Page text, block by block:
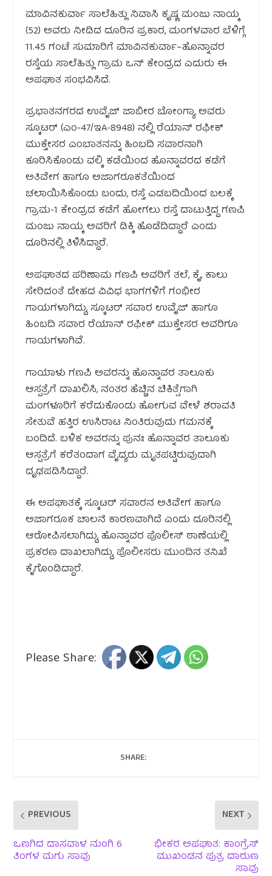
ಮಾವಿನಕುರ್ವಾ ಸಾಲೆಹಿತ್ಲು ನಿವಾಸಿ ಕೃಷ್ಣ ಮಂಜು ನಾಯ್ಕ
(52) ಅವರು ನೀಡಿದ ದೂರಿನ ಪ್ರಕಾರ, ಮಂಗಳವಾರ ಬೆಳಿಗ್ಗೆ
11.45 ಗಂಟೆ ಸುಮಾರಿಗೆ ಮಾವಿನಕುರ್ವಾ–ಹೊನ್ನಾವರ
ರಸ್ತೆಯ ಸಾಲೆಹಿತ್ಲು ಗ್ರಾಮ ಒನ್ ಕೇಂದ್ರದ ಎದುರು ಈ
ಅಪಘಾತ ಸಂಭವಿಸಿದೆ.
ಪ್ರಭಾತನಗರದ ಉವೈಜ್ ಜಾಬೀರ ಬೋಂಗ್ಯಾ ಅವರು
ಸ್ಕೂಟರ್ (ಎಂ-47/ಇA-8948) ನಲ್ಲಿ ರೆಯಾನ್ ರಫೀಕ್
ಮುಕ್ತೇಸರ ಎಂಬಾತನನ್ನು ಹಿಂಬದಿ ಸವಾರನಾಗಿ
ಕೂರಿಸಿಕೊಂಡು ವಲ್ಕಿ ಕಡೆಯಿಂದ ಹೊನ್ನಾವರದ ಕಡೆಗೆ
ಅತಿವೇಗ ಹಾಗೂ ಅಜಾಗರೂಕತೆಯಿಂದ
ಚಲಾಯಿಸಿಕೊಂಡು ಬಂದು, ರಸ್ತೆ ಎಡಬದಿಯಿಂದ ಬಲಕ್ಕೆ
ಗ್ರಾಮ-1 ಕೇಂದ್ರದ ಕಡೆಗೆ ಹೋಗಲು ರಸ್ತೆ ದಾಟುತ್ತಿದ್ದ ಗಣಪಿ
ಮಂಜು ನಾಯ್ಕ ಅವರಿಗೆ ಡಿಕ್ಕಿ ಹೊಡೆದಿದ್ದಾರೆ ಎಂದು
ದೂರಿನಲ್ಲಿ ತಿಳಿಸಿದ್ದಾರೆ.
ಅಪಘಾತದ ಪರಿಣಾಮ ಗಣಪಿ ಅವರಿಗೆ ತಲೆ, ಕೈ, ಕಾಲು
ಸೇರಿದಂತೆ ದೇಹದ ವಿವಿಧ ಭಾಗಗಳಿಗೆ ಗಂಭೀರ
ಗಾಯಗಳಾಗಿದ್ದು, ಸ್ಕೂಟರ್ ಸವಾರ ಉವೈಜ್ ಹಾಗೂ
ಹಿಂಬದಿ ಸವಾರ ರೆಯಾನ್ ರಫೀಕ್ ಮುಕ್ತೇಸರ ಅವರಿಗೂ
ಗಾಯಗಳಾಗಿವೆ.
ಗಾಯಾಳು ಗಣಪಿ ಅವರನ್ನು ಹೊನ್ನಾವರ ತಾಲೂಕು
ಆಸ್ಪತ್ರೆಗೆ ದಾಖಲಿಸಿ, ನಂತರ ಹೆಚ್ಚಿನ ಚಿಕಿತ್ಸೆಗಾಗಿ
ಮಂಗಳೂರಿಗೆ ಕರೆದುಕೊಂಡು ಹೋಗುವ ವೇಳೆ ಶರಾವತಿ
ಸೇತುವೆ ಹತ್ತಿರ ಉಸಿರಾಟ ನಿಂತಿರುವುದು ಗಮನಕ್ಕೆ
ಬಂದಿದೆ. ಬಳಿಕ ಅವರನ್ನು ಪುನಃ ಹೊನ್ನಾವರ ತಾಲೂಕು
ಆಸ್ಪತ್ರೆಗೆ ಕರೆತಂದಾಗ ವೈದ್ಯರು ಮೃತಪಟ್ಟಿರುವುದಾಗಿ
ದೃಢಪಡಿಸಿದ್ದಾರೆ.
ಈ ಅಪಘಾತಕ್ಕೆ ಸ್ಕೂಟರ್ ಸವಾರನ ಅತಿವೇಗ ಹಾಗೂ
ಅಜಾಗರೂಕ ಚಾಲನೆ ಕಾರಣವಾಗಿದೆ ಎಂದು ದೂರಿನಲ್ಲಿ
ಆರೋಪಿಸಲಾಗಿದ್ದು, ಹೊನ್ನಾವರ ಪೊಲೀಸ್ ಠಾಣೆಯಲ್ಲಿ
ಪ್ರಕರಣ ದಾಖಲಾಗಿದ್ದು, ಪೊಲೀಸರು ಮುಂದಿನ ತನಿಖೆ
ಕೈಗೊಂಡಿದ್ದಾರೆ.
Please Share:
SHARE:
PREVIOUS
ಒಣಗಿದ ದಾಸವಾಳ ನುಂಗಿ 6
ತಿಂಗಳ ಮಗು ಸಾವು
NEXT
ಭೀಕರ ಅಪಘಾತ: ಕಾಂಗ್ರೆಸ್
ಮುಖಂಡನ ಪುತ್ರ ದಾರುಣ
ಸಾವು